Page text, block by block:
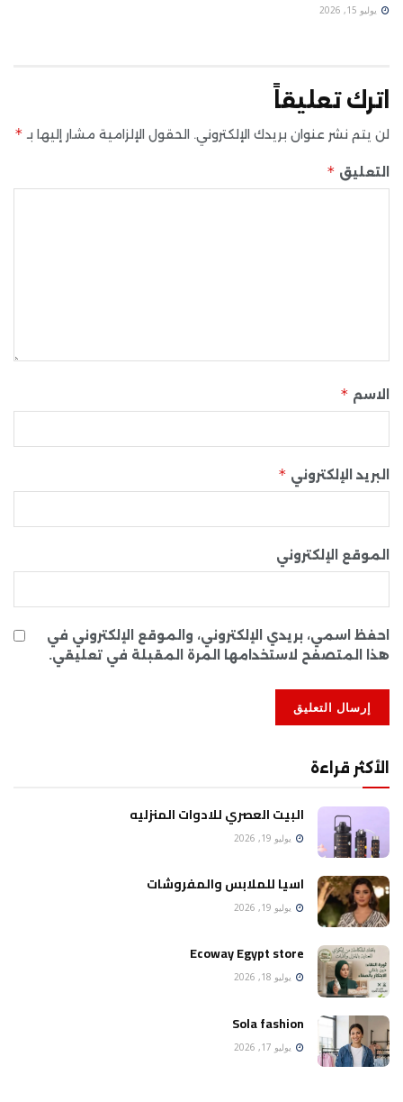
يوليو 15, 2026
اترك تعليقاً
لن يتم نشر عنوان بريدك الإلكتروني. الحقول الإلزامية مشار إليها بـ *
التعليق *
الاسم *
البريد الإلكتروني *
الموقع الإلكتروني
احفظ اسمي، بريدي الإلكتروني، والموقع الإلكتروني في
هذا المتصفح لاستخدامها المرة المقبلة في تعليقي.
الأكثر قراءة
البيت العصري للادوات المنزليه
يوليو 19, 2026
اسيا للملابس والمفروشات
يوليو 19, 2026
Ecoway Egypt store
يوليو 18, 2026
Sola fashion
يوليو 17, 2026